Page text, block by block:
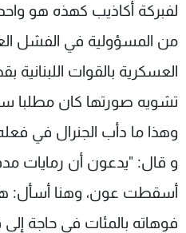
لفبركة أكاذيب كهذه هو
من المسؤولية في الفشل
العسكرية بالقوات
تشويه صورتها كان مطلبا
وهذا ما دأب الجنرال في
و قال: "يدعون أن رمايات
أسقطت عون، وهنا أسأل:
فوهاته بالمئات في حاجة